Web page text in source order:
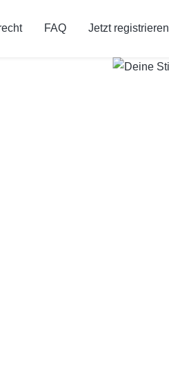
FAQ Jetzt registrieren